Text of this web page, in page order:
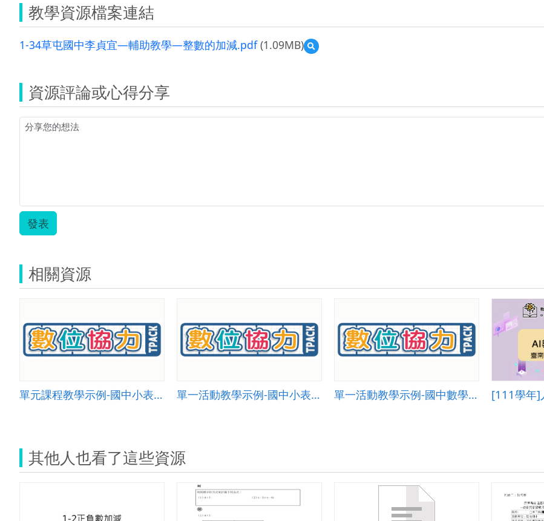
教學資源檔案連結
1-34草屯國中李貞宜—輔助教學—整數的加減.pdf(1.09MB)
預
覽
國
教
減.pdf
資源評論或心得分享
發表
相關資源
單元課程教學示例-國中小表演001 單一活動教學示例-國中小表演 001 單一活動教學示例-國中數學007
其他人也看了這些資源